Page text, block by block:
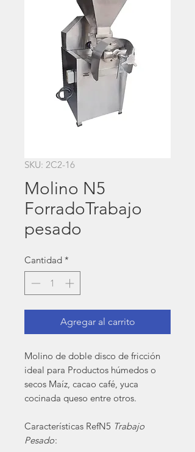
SKU: 2C2-16
Molino N5
ForradoTrabajo
pesado
Cantidad *
Agregar al carrito
Molino de doble disco de fricción
ideal para Productos húmedos o
secos Maíz, cacao café, yuca
cocinada queso entre otros.
Características RefN5 Trabajo
Pesado: